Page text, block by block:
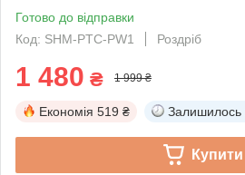
Готово до відправки
Код: SHM-PTC-PW1
Роздріб
1 480 ₴ 1 999 ₴
Економія 519 ₴ Залишилось
Купити